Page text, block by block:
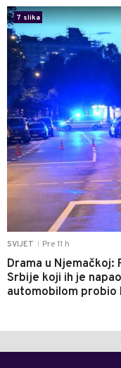
SVIJET Pre 11 h
Drama u Njemačkoj:
Srbije koji ih je
automobilom probio
7 slika